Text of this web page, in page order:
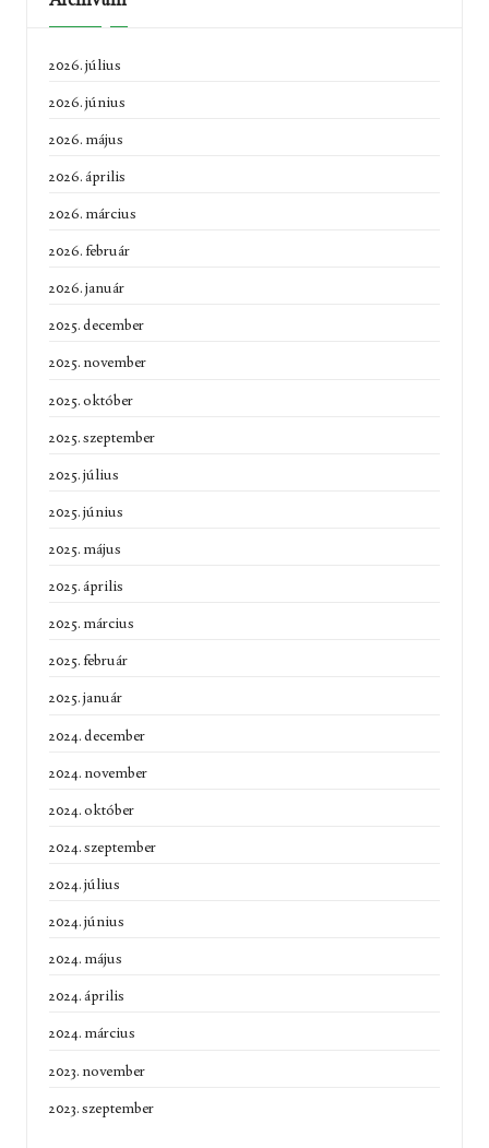
2026. július
2026. június
2026. május
2026. április
2026. március
2026. február
2026. január
2025. december
2025. november
2025. október
2025. szeptember
2025. július
2025. június
2025. május
2025. április
2025. március
2025. február
2025. január
2024. december
2024. november
2024. október
2024. szeptember
2024. július
2024. június
2024. május
2024. április
2024. március
2023. november
2023. szeptember